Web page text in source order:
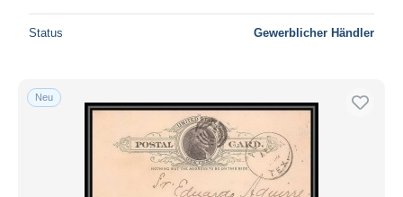
Status Gewerblicher Händler
Neu